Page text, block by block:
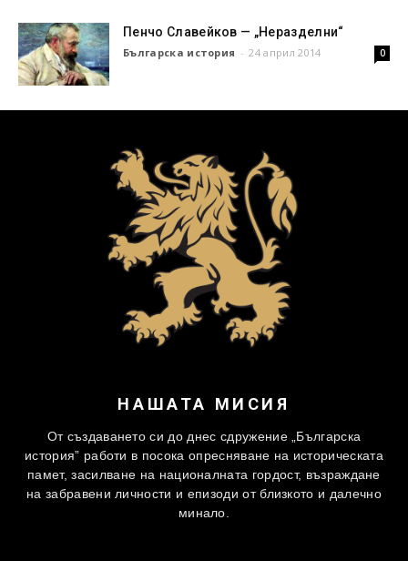
Пенчо Славейков — „Неразделни“
Българска история - 24 април 2014 0
НАШАТА МИСИЯ
От създаването си до днес сдружение „Българска
история” работи в посока опресняване на историческата
памет, засилване на националната гордост, възраждане
на забравени личности и епизоди от близкото и далечно
минало.